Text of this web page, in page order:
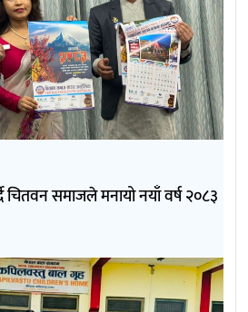
चितवन समाजले मनायो नयाँ वर्ष २०८३